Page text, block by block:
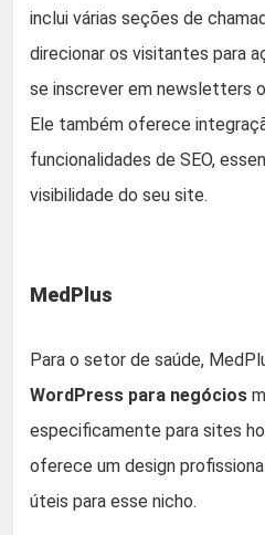
inclui várias seções de
direcionar os visitantes para
se inscrever em newsletters
Ele também oferece
funcionalidades de SEO,
visibilidade do seu site.
MedPlus
Para o setor de saúde,
WordPress para negócios
especificamente para sites
oferece um design
úteis para esse nicho.